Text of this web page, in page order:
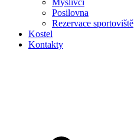
Myslivci
Posilovna
Rezervace sportoviště
Kostel
Kontakty